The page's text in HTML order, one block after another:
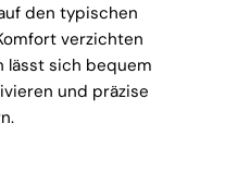
den typischen
verzichten
lässt sich bequem
und präzise